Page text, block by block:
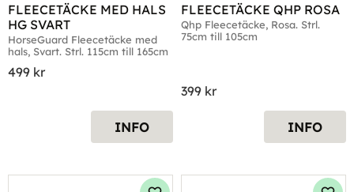
FLEECETÄCKE MED HALS
HG SVART
HorseGuard Fleecetäcke med
hals, Svart. Strl. 115cm till 165cm
499 kr
INFO
FLEECETÄCKE QHP ROSA
Qhp Fleecetäcke, Rosa. Strl.
75cm till 105cm
399 kr
INFO